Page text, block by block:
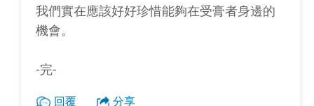
我們實在應該好好珍惜能夠在受膏者身邊的
機會。
-完-
回覆 分享